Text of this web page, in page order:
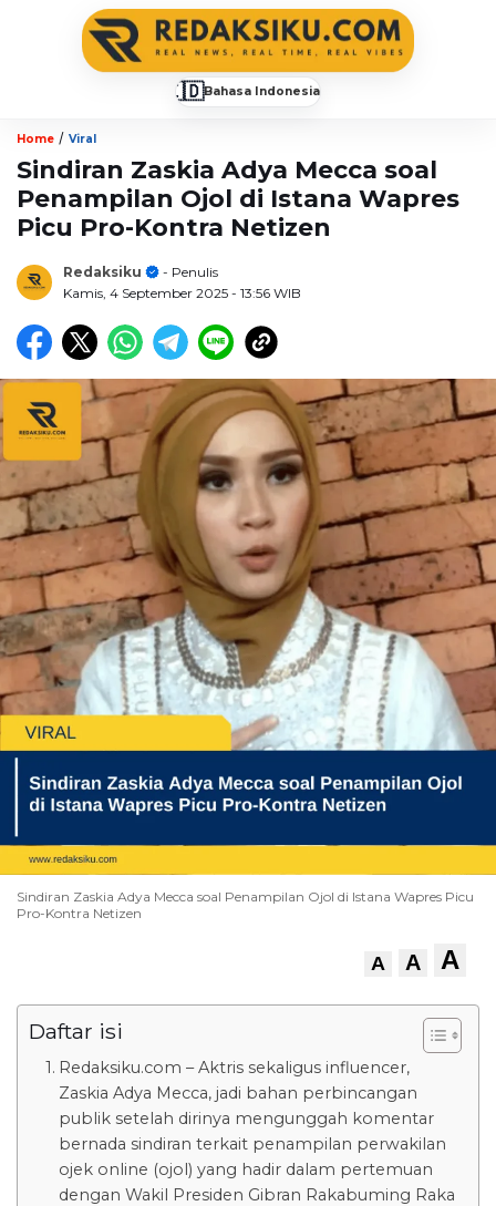
🇮🇩Bahasa Indonesia
Home / Viral
Sindiran Zaskia Adya Mecca soal
Penampilan Ojol di Istana Wapres
Picu Pro-Kontra Netizen
Redaksiku
- Penulis
Kamis, 4 September 2025 - 13:56 WIB
Sindiran Zaskia Adya Mecca soal Penampilan Ojol di Istana Wapres Picu
Pro-Kontra Netizen
A A A
Daftar isi
Redaksiku.com – Aktris sekaligus influencer,
Zaskia Adya Mecca, jadi bahan perbincangan
publik setelah dirinya mengunggah komentar
bernada sindiran terkait penampilan perwakilan
ojek online (ojol) yang hadir dalam pertemuan
dengan Wakil Presiden Gibran Rakabuming Raka